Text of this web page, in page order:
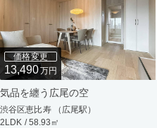
価格変更
13,490万円
気品を纏う広尾の空
渋谷区恵比寿 （広尾駅）
2LDK / 58.93㎡